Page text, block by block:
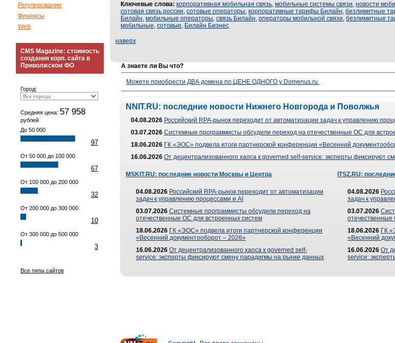
Регулирование
Финансы
Web
CMS Magazine: стоимость
создания корп. сайта в
Приволжском ФО
Город:
Средняя цена: 57 958
рублей
До 50 000
97
От 50 000 до 100 000
67
От 100 000 до 200 000
32
От 200 000 до 300 000
10
От 300 000 до 500 000
3
Все типы сайтов
Ключевые слова: корпоративная мобильная связь, мобильные системы связи, новости
сотовая связь россии, сотовые операторы, корпоративные тарифы Билайн, безлимитные
Билайн, мобильные операторы, связь Билайн, операторы мобильной связи, безлимитные
мобильные, сотовые, Билайн Бизнес
наверх
А знаете ли Вы что?
Можете приобрести ДВА домена по ЦЕНЕ ОДНОГО у Domenus.ru.
NNIT.RU: последние новости Нижнего Новгорода и Поволжья
04.08.2026 Российский RPA-рынок переходит от автоматизации задач к управлению
03.07.2026 Системные программисты обсудили переход на отечественные ОС для
18.06.2026 ГК «ЭОС» подвела итоги партнерской конференции «Весенний
16.06.2026 От децентрализованного хаоса к governed self-service: эксперты фиксируют
MSKIT.RU: последние новости Москвы и Центра
04.08.2026 Российский RPA-рынок переходит от автоматизации
задач к управлению процессами и AI
03.07.2026 Системные программисты обсудили переход на
отечественные ОС для встроенных систем
18.06.2026 ГК «ЭОС» подвела итоги партнерской конференции
«Весенний документооборот – 2026»
16.06.2026 От децентрализованного хаоса к governed self-
service: эксперты фиксируют смену парадигмы на рынке данных
ITSZ.RU:
04.08.2026
задач к
03.07.2026
18.06.2026 ГК
«Весенний
16.06.2026 От
service: